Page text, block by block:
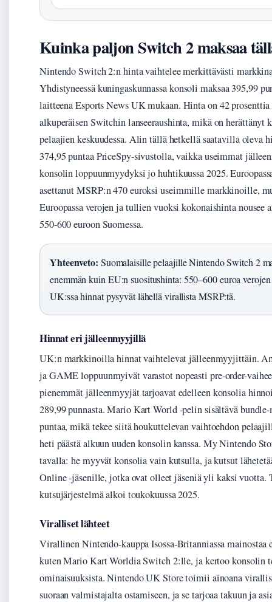
Kuinka paljon Switch 2 maksaa
Nintendo Switch 2:n hinta vaihtelee merkittävästi
Yhdistyneessä kuningaskunnassa konsoli maksaa 395,99
laitteena Esports News UK mukaan. Hinta on 42
alkuperäisen Switchin lanseeraushinta, mikä on herättänyt
pelaajien keskuudessa. Alin tällä hetkellä saatavilla oleva
374,95 puntaa PriceSpy-sivustolla, vaikka useimmat
konsolin loppuunmyydyksi jo huhtikuussa 2025.
asettanut MSRP:n 470 euroksi useimmille markkinoille,
Euroopassa verojen ja tullien vuoksi kokonaishinta nousee
550-600 euroon Suomessa.
Yhteenveto: Suomalaisille pelaajille Nintendo Switch 2
enemmän kuin EU:n suositushinta: 550–600 euroa
UK:ssa hinnat pysyvät lähellä virallista MSRP:tä.
Hinnat eri jälleenmyyjillä
UK:n markkinoilla hinnat vaihtelevat jälleenmyyjittäin.
ja GAME loppuunmyivät varastot nopeasti pre-order-
pienemmät jälleenmyyjät tarjoavat edelleen konsolia
289,99 punnasta. Mario Kart World -pelin sisältävä bundle-
puntaa, mikä tekee siitä houkuttelevan vaihtoehdon
heti päästä alkuun uuden konsolin kanssa. My Nintendo
tavalla: he myyvät konsolia vain kutsulla, ja kutsut
Online -jäsenille, jotka ovat olleet jäseniä yli kaksi vuotta.
kutsujärjestelmä alkoi toukokuussa 2025.
Viralliset lähteet
Virallinen Nintendo-kauppa Isossa-Britanniassa
kuten Mario Kart Worldia Switch 2:lle, ja kertoo konsolin
ominaisuuksista. Nintendo UK Store toimii ainoana
suoraan valmistajalta ostamiseen, ja se tarjoaa takuun ja